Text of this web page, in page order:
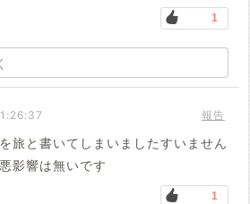
1
報告
旅と書いてしまいましたすいません
影響は無いです
1